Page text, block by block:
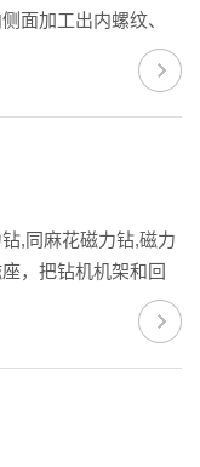
面加工出内螺纹、
攻丝机、螺纹攻牙
动力种类的不同，
电动攻牙机和液压
为单轴攻牙机、二
、攻牙机、热打螺
、六角螺母...
,同麻花磁力钻,磁力
，把钻机机架和回
加工的一种可移动
应产生垂直到磁座
板或结构件加工表
磁力钻在工作时的
带动传动轴旋转，